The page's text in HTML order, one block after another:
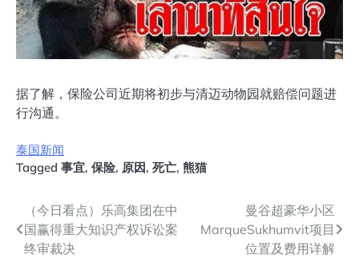
据了解，保险公司近期将初步与清迈动物园就赔偿问题进
行沟通。
泰国新闻
Tagged 事宜, 保险, 原因, 死亡, 熊猫
文
章
（今日看点）乐高集团在中
国赢得重大知识产权诉讼案
终审裁决
曼谷超豪华小区
MarqueSukhumvit项目
位置及费用详解